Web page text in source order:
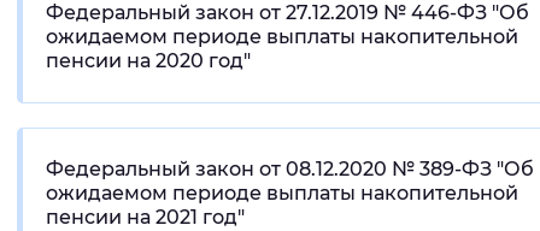
Федеральный закон от 27.12.2019 № 446-ФЗ "Об
ожидаемом периоде выплаты накопительной
пенсии на 2020 год"
Федеральный закон от 08.12.2020 № 389-ФЗ "Об
ожидаемом периоде выплаты накопительной
пенсии на 2021 год"